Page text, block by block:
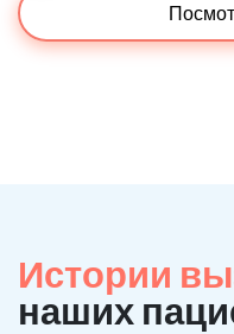
Истории
наших